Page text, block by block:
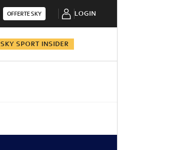
OFFERTE SKY LOGIN
SKY SPORT INSIDER